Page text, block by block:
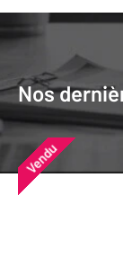
Nos
Nos
chez vous
Vendu